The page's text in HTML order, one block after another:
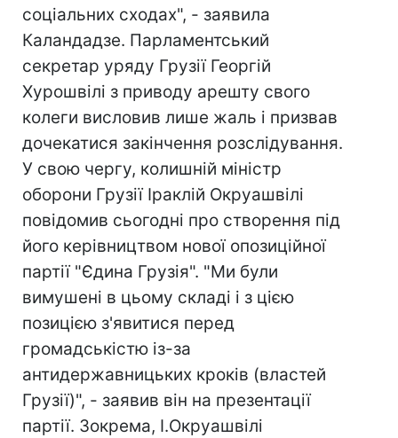
соціальних сходах", - заявила
Каландадзе. Парламентський
секретар уряду Грузії Георгій
Хурошвілі з приводу арешту свого
колеги висловив лише жаль і призвав
дочекатися закінчення розслідування.
У свою чергу, колишній міністр
оборони Грузії Іраклій Окруашвілі
повідомив сьогодні про створення під
його керівництвом нової опозиційної
партії "Єдина Грузія". "Ми були
вимушені в цьому складі і з цією
позицією з'явитися перед
громадськістю із-за
антидержавницьких кроків (властей
Грузії)", - заявив він на презентації
партії. Зокрема, І.Окруашвілі